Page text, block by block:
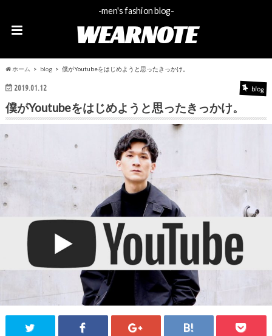
-men's fashion blog-
WEARNOTE
ホーム blog 僕がYoutubeをはじめようと思ったきっかけ。
2019.01.12 blog
僕がYoutubeをはじめようと思ったきっかけ。